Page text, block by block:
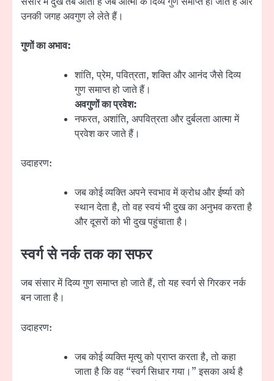
उनकी जगह अवगुण ले लेते हैं।
गुणों का अभाव:
शांति, प्रेम, पवित्रता, शक्ति और आनंद जैसे दिव्य
गुण समाप्त हो जाते हैं।
अवगुणों का प्रवेश:
नफरत, अशांति, अपवित्रता और दुर्बलता आत्मा में
प्रवेश कर जाते हैं।
उदाहरण:
जब कोई व्यक्ति अपने स्वभाव में क्रोध और ईर्ष्या को
स्थान देता है, तो वह स्वयं भी दुख का अनुभव करता है
और दूसरों को भी दुख पहुंचाता है।
स्वर्ग से नर्क तक का सफर
जब संसार में दिव्य गुण समाप्त हो जाते हैं, तो यह स्वर्ग से गिरकर नर्क
बन जाता है।
उदाहरण:
जब कोई व्यक्ति मृत्यु को प्राप्त करता है, तो कहा
जाता है कि वह “स्वर्ग सिधार गया।” इसका अर्थ है